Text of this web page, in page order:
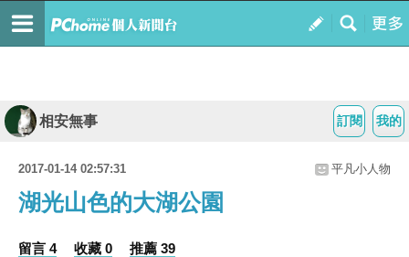
我的
訂閱
相安無事
2017-01-14 02:57:31 平凡小人物
湖光山色的大湖公園
留言 4 收藏 0 推薦 39